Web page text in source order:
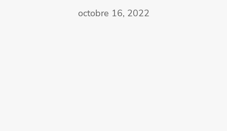
octobre 16, 2022